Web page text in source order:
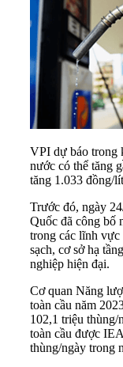
VPI dự báo trong
nước có thể tăng
tăng 1.033 đồng/
Trước đó, ngày
Quốc đã công bố
trong các lĩnh
sạch, cơ sở hạ
nghiệp hiện đại.
Cơ quan Năng
toàn cầu năm
102,1 triệu thùng/
toàn cầu được
thùng/ngày trong